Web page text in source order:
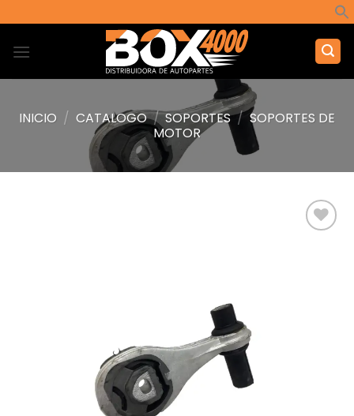
al
contenido
INICIO / CATALOGO / SOPORTES / SOPORTES DE
MOTOR